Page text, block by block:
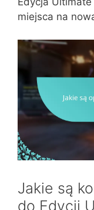
miejsca na
Jakie są
do Edycji